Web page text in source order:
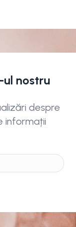
nostru
despre
informații